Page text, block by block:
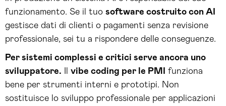
funzionamento. Se il tuo software costruito con AI
gestisce dati di clienti o pagamenti senza revisione
professionale, sei tu a rispondere delle conseguenze.
Per sistemi complessi e critici serve ancora uno
sviluppatore.
vibe coding per le PMI
funziona
bene per strumenti interni e prototipi. Non
sostituisce lo sviluppo professionale per applicazioni